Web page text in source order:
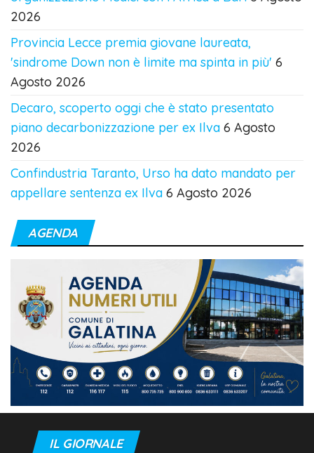
2026
Provincia Lecce premia giovane laureata,
'sindrome Down non è limite ma spinta in più' 6
Agosto 2026
Decaro, scoperto oggi che è stato presentato
piano decarbonizzazione per ex Ilva 6 Agosto
2026
Confindustria Taranto, Urso ha dato mandato per
appellare sentenza ex Ilva 6 Agosto 2026
AGENDA
IL GIORNALE